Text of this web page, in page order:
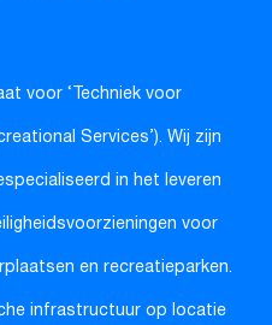
voor ‘Techniek voor
Services’). Wij zijn
in het leveren
voor
en recreatieparken.
infrastructuur op locatie